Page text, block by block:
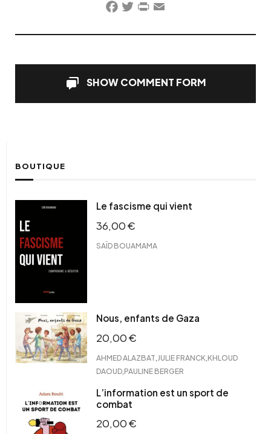
Facebook
TwitterPrintFriendly
Email
SHOW COMMENT FORM
BOUTIQUE
Le fascisme qui vient
36,00€
SAÏD BOUAMAMA
Nous, enfants de Gaza
20,00€
AHMED ALAZBAT JULIE FRANCK KHLOUD
DAOUD PAULINE BERGER
L’information est un sport de
combat
20,00€